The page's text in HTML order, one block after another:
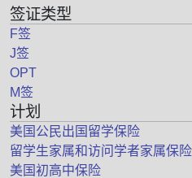
签证类型
F签
J签
OPT
M签
计划
美国公民出国留学保险
留学生家属和访问学者家属保险
美国初高中保险